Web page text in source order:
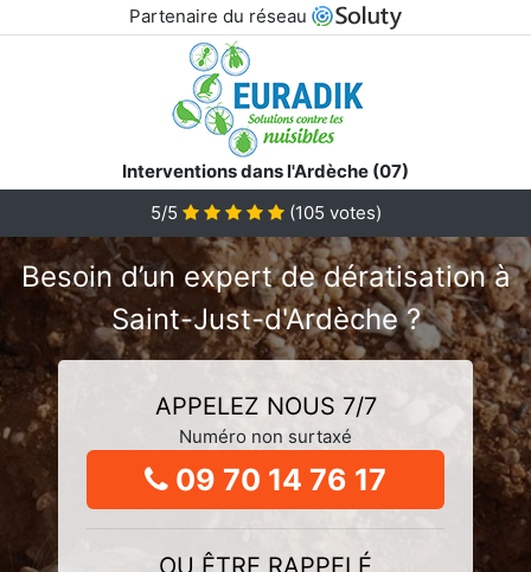
Partenaire du réseau
Interventions dans l'Ardèche (07)
5/5
(105 votes)
Besoin d’un expert de dératisation à
Saint-Just-d'Ardèche ?
APPELEZ NOUS 7/7
Numéro non surtaxé
09 70 14 76 17
OU ÊTRE RAPPELÉ